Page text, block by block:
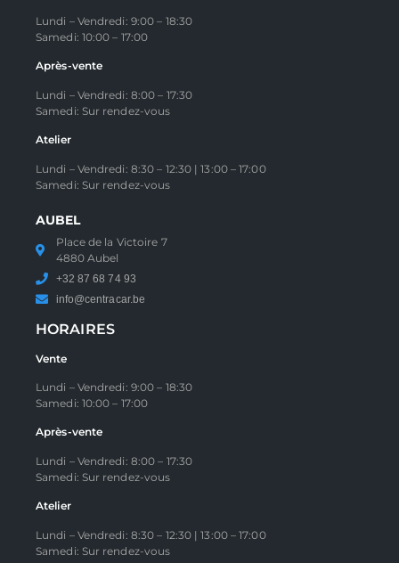
Lundi – Vendredi: 9:00 – 18:30
Samedi: 10:00 – 17:00
Après-vente
Lundi – Vendredi: 8:00 – 17:30
Samedi: Sur rendez-vous
Atelier
Lundi – Vendredi: 8:30 – 12:30 | 13:00 – 17:00
Samedi: Sur rendez-vous
AUBEL
Place de la Victoire 7
4880 Aubel
+32 87 68 74 93
info@centracar.be
HORAIRES
Vente
Lundi – Vendredi: 9:00 – 18:30
Samedi: 10:00 – 17:00
Après-vente
Lundi – Vendredi: 8:00 – 17:30
Samedi: Sur rendez-vous
Atelier
Lundi – Vendredi: 8:30 – 12:30 | 13:00 – 17:00
Samedi: Sur rendez-vous